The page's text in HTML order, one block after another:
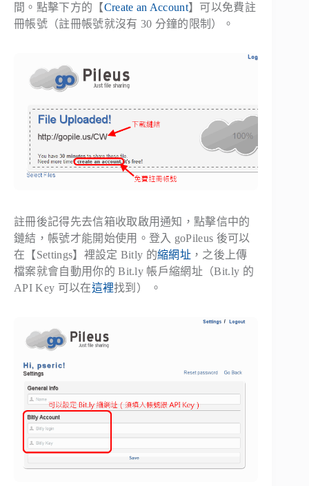
間。點擊下方的【Create an Account】可以免費註
冊帳號（註冊帳號就沒有 30 分鐘的限制）。
註冊後記得先去信箱收取啟用通知，點擊信中的
鏈結，帳號才能開始使用。登入 goPileus 後可以
在【Settings】裡設定 Bitly 的縮網址 ，之後上傳
檔案就會自動用你的 Bit.ly 帳戶縮網址（Bit.ly 的
API Key 可以在這裡找到） 。